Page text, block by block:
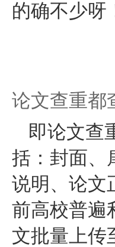
的确不少呀
论文查重都
即论文查
括：封面、
说明、论文
前高校普遍
文批量上传